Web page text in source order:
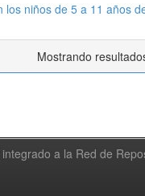
niños de 5 a 11 años
Mostrando
a la Red de